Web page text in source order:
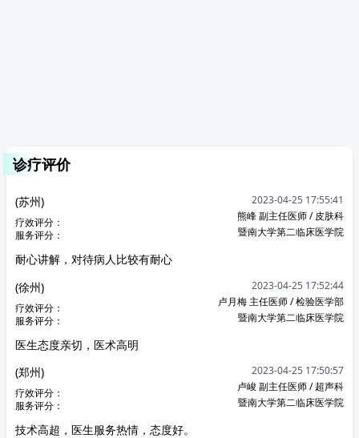
诊疗评价
(苏州)
2023-04-25 17:55:41
疗效评分：
服务评分：
熊峰 副主任医师 / 皮肤科
暨南大学第二临床医学院
耐心讲解，对待病人比较有耐心
(徐州)
2023-04-25 17:52:44
疗效评分：
服务评分：
卢月梅 主任医师 / 检验医学部
暨南大学第二临床医学院
医生态度亲切，医术高明
(郑州)
2023-04-25 17:50:57
疗效评分：
服务评分：
卢峻 副主任医师 / 超声科
暨南大学第二临床医学院
技术高超，医生服务热情，态度好。